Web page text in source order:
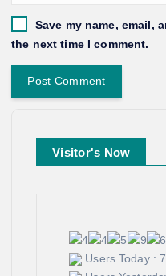
Save my name, email,
the next time I comment.
Visitor's Now
Users Today :